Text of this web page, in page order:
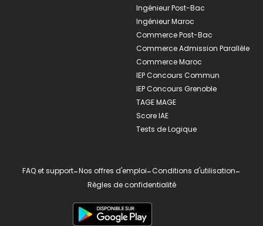
Ingénieur Post-Bac
Ingénieur Maroc
Commerce Post-Bac
Commerce Admission Parallèle
Commerce Maroc
IEP Concours Commun
IEP Concours Grenoble
TAGE MAGE
Score IAE
Tests de Logique
FAQ et support-Nos offres d'emploi-Conditions d'utilisation-
Règles de confidentialité